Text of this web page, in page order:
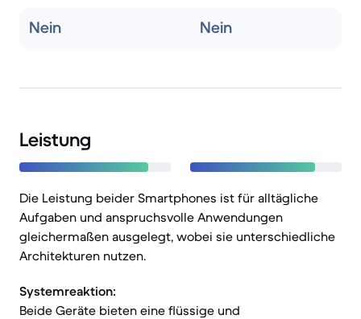
Nein Nein
Leistung
Die Leistung beider Smartphones ist für alltägliche
Aufgaben und anspruchsvolle Anwendungen
gleichermaßen ausgelegt, wobei sie unterschiedliche
Architekturen nutzen.
Systemreaktion:
Beide Geräte bieten eine flüssige und